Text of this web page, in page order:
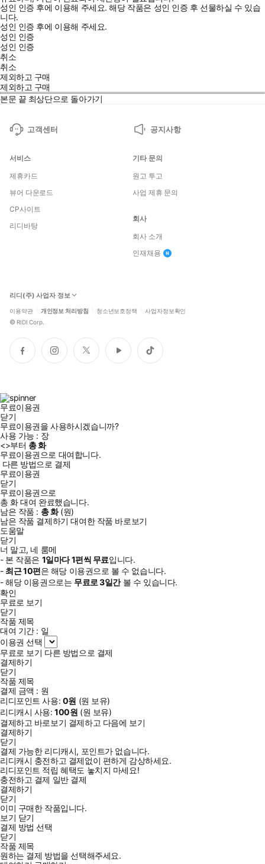
성인 인증 후에 이용해 주세요.해당 작품은 성인 인증 후 선물하실 수 있습
니다.
성인 인증 후에 이용해 주세요.
성인 인증
성인 인증
취소
취소
제외하고 구매
제외하고 구매
본문 끝 최상단으로 돌아가기
고객센터 공지사항
서비스
제휴카드
뷰어 다운로드
CP사이트
리디바탕
기타 문의
원고 투고
사업 제휴 문의
회사
회사 소개
인재채용
리디(주) 사업자 정보
이용약관 개인정보 처리방침 청소년보호정책 사업자정보확인
© RIDI Corp.
페
이
인
스
트
위
유
튜
틱
톡
무료이용권
닫기
무료이용권을 사용하시겠습니까?
사용 가능 : 장
<>부터 총화
무료이용권으로 대여합니다.
다른 방법으로 결제
무료이용권
닫기
무료이용권으로
총화대여 완료했습니다.
남은 작품 : 총화(원)
남은 작품 결제하기 대여한 작품 바로보기
도움말
닫기
너 말고, 네 룸메
- 본 작품은 1일마다1편씩 무료입니다.
- 최근10편은 해당 이용권으로 볼 수 없습니다.
- 해당 이용권으로는 무료로3일간볼 수 있습니다.
확인
무료로 보기
닫기
작품 제목
대여 기간 : 일
이용권 선택
무료로 보기 다른 방법으로 결제
결제하기
닫기
작품 제목
결제 금액 : 원
리디포인트 사용: 0원 (원 보유)
리디캐시 사용:100원 (원 보유)
결제하고 바로보기 결제하고 다음에 보기
결제하기
닫기
결제 가능한 리디캐시, 포인트가 없습니다.
리디캐시 충전하고 결제없이 편하게 감상하세요.
리디포인트 적립 혜택도 놓치지 마세요!
충전하고 결제 일반 결제
결제하기
닫기
이미 구매한 작품입니다.
보기 닫기
결제 방법 선택
닫기
작품 제목
원하는 결제 방법을 선택해주세요.